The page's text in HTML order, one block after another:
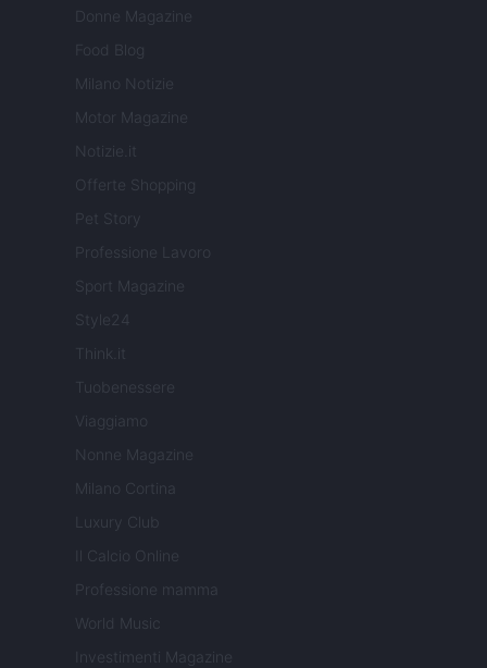
Donne Magazine
Food Blog
Milano Notizie
Motor Magazine
Notizie.it
Offerte Shopping
Pet Story
Professione Lavoro
Sport Magazine
Style24
Think.it
Tuobenessere
Viaggiamo
Nonne Magazine
Milano Cortina
Luxury Club
Il Calcio Online
Professione mamma
World Music
Investimenti Magazine